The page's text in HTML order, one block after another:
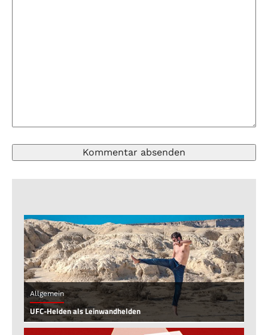
Allgemein
UFC-Helden als Leinwandhelden